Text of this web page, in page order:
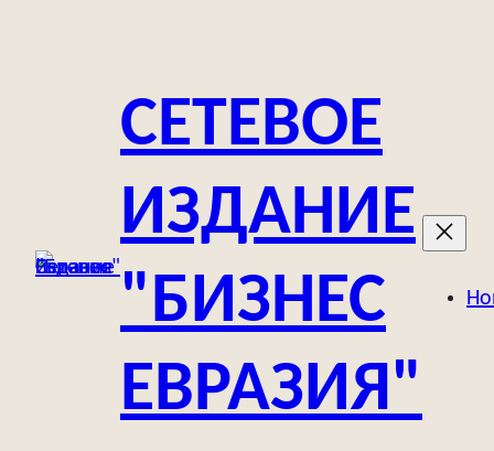
содержимомуСЕТЕВОЕ
ИЗДАНИЕ
"БИЗНЕС
ЕВРАЗИЯ"